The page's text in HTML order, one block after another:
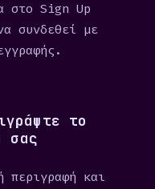
στο Sign Up
συνδεθεί με
το
σας
περιγραφή και